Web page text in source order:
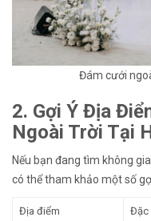
Đám cưới
2. Gợi Ý Địa
Ngoài Trời Tại
Nếu bạn đang tìm không
có thể tham khảo một số
Địa điểm Đặc